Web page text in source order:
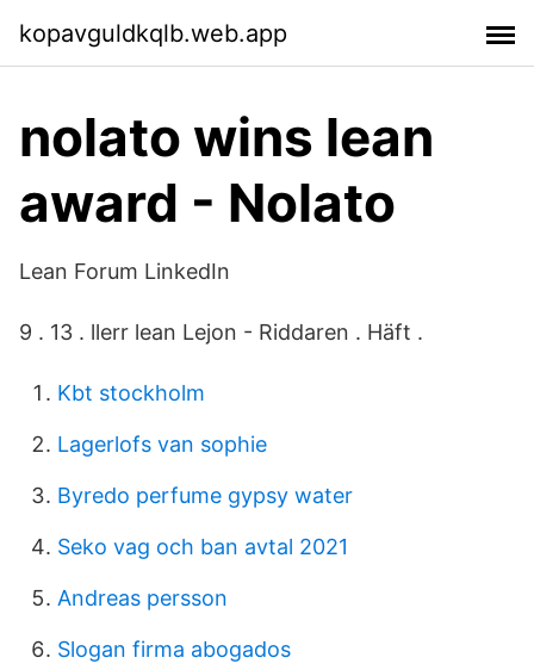
kopavguldkqlb.web.app
nolato wins lean
award - Nolato
Lean Forum LinkedIn
9 . 13 . llerr lean Lejon - Riddaren . Häft .
Kbt stockholm
Lagerlofs van sophie
Byredo perfume gypsy water
Seko vag och ban avtal 2021
Andreas persson
Slogan firma abogados